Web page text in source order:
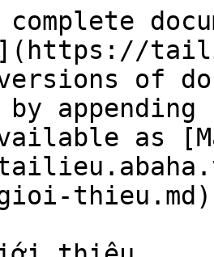
versions of
as